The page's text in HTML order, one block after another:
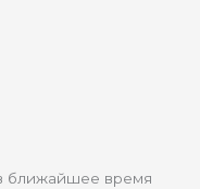
ближайшее время